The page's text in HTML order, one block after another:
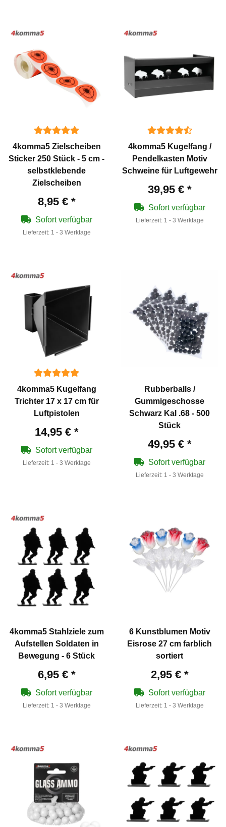
4komma5 Zielscheiben
Sticker 250 Stück - 5 cm -
selbstklebende
Zielscheiben
8,95 € *
Sofort verfügbar
Lieferzeit: 1 - 3 Werktage
4komma5 Kugelfang /
Pendelkasten Motiv
Schweine für Luftgewehr
39,95 € *
Sofort verfügbar
Lieferzeit: 1 - 3 Werktage
4komma5 Kugelfang
Trichter 17 x 17 cm für
Luftpistolen
14,95 € *
Sofort verfügbar
Lieferzeit: 1 - 3 Werktage
Rubberballs /
Gummigeschosse
Schwarz Kal .68 - 500
Stück
49,95 € *
Sofort verfügbar
Lieferzeit: 1 - 3 Werktage
4komma5 Stahlziele zum
Aufstellen Soldaten in
Bewegung - 6 Stück
6,95 € *
Sofort verfügbar
Lieferzeit: 1 - 3 Werktage
6 Kunstblumen Motiv
Eisrose 27 cm farblich
sortiert
2,95 € *
Sofort verfügbar
Lieferzeit: 1 - 3 Werktage